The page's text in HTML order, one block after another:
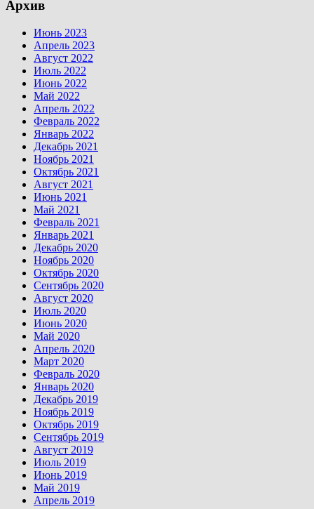
Архив
Июнь 2023
Апрель 2023
Август 2022
Июль 2022
Июнь 2022
Май 2022
Апрель 2022
Февраль 2022
Январь 2022
Декабрь 2021
Ноябрь 2021
Октябрь 2021
Август 2021
Июнь 2021
Май 2021
Февраль 2021
Январь 2021
Декабрь 2020
Ноябрь 2020
Октябрь 2020
Сентябрь 2020
Август 2020
Июль 2020
Июнь 2020
Май 2020
Апрель 2020
Март 2020
Февраль 2020
Январь 2020
Декабрь 2019
Ноябрь 2019
Октябрь 2019
Сентябрь 2019
Август 2019
Июль 2019
Июнь 2019
Май 2019
Апрель 2019